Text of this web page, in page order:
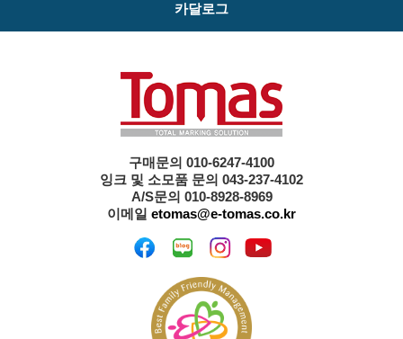
카달로그
구매문의 010-6247-4100
잉크 및 소모품 문의 043-237-4102
A/S문의 010-8928-8969
이메일 etomas@e-tomas.co.kr